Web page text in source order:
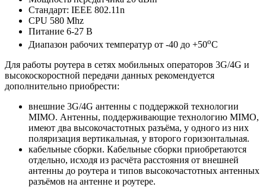
Стандарт: IEEE 802.11n
CPU 580 Mhz
Питание 6-27 В
Диапазон рабочих температур от -40 до +50оС
Для работы роутера в сетях мобильных операторов 3G/4G и
высокоскоростной передачи данных рекомендуется
дополнительно приобрести:
внешние 3G/4G антенны с поддержкой технологии
MIMO. Антенны, поддерживающие технологию MIMO,
имеют два высокочастотных разъёма, у одного из них
поляризация вертикальная, у второго горизонтальная.
кабельные сборки. Кабельные сборки приобретаются
отдельно, исходя из расчёта расстояния от внешней
антенны до роутера и типов высокочастотных антенных
разъёмов на антенне и роутере.